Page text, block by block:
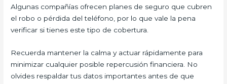
Algunas compañías ofrecen planes de seguro que cubren
el robo o pérdida del teléfono, por lo que vale la pena
verificar si tienes este tipo de cobertura.
Recuerda mantener la calma y actuar rápidamente para
minimizar cualquier posible repercusión financiera. No
olvides respaldar tus datos importantes antes de que